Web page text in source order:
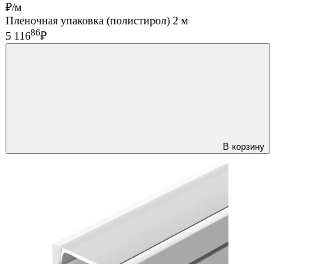
₽/м
Пленочная упаковка (полистирол) 2 м
5 11686₽
В корзину